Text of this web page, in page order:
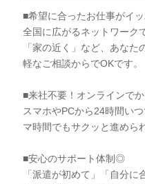
■希望に合ったお仕事がイ
全国に広がるネットワーク
「家の近く」など、あな
軽なご相談からでOKです。
■来社不要！オンラインで
スマホやPCから24時間い
マ時間でもサクッと進めら
■安心のサポート体制◎
「派遣が初めて」「自分